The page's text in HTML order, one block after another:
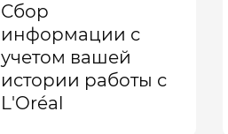
Сбор
информации с
учетом вашей
истории работы с
L'Oréal